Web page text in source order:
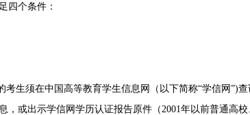
个条件：
生须在中国高等教育学生信息网（以下简称“学信网”)查
，或出示学信网学历认证报告原件（2001年以前普通高校